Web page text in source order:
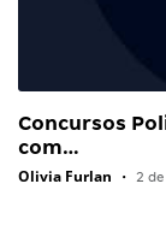
Concursos
com…
Olivia Furlan • 2